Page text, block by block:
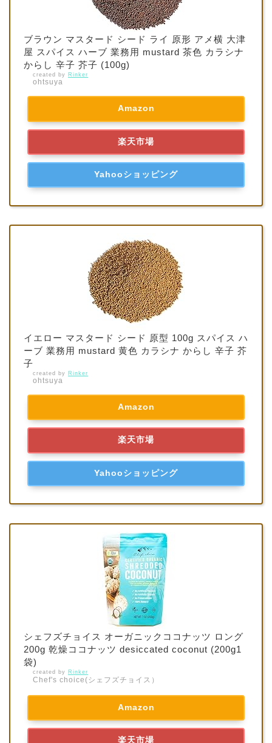
ブラウン マスタード シード ライ 原形 アメ横 大津
屋 スパイス ハーブ 業務用 mustard 茶色 カラシナ
からし 辛子 芥子 (100g)
created by Rinker
ohtsuya
Amazon
楽天市場
Yahooショッピング
イエロー マスタード シード 原型 100g スパイス ハ
ーブ 業務用 mustard 黄色 カラシナ からし 辛子 芥
子
created by Rinker
ohtsuya
Amazon
楽天市場
Yahooショッピング
シェフズチョイス オーガニックココナッツ ロング
200g 乾燥ココナッツ desiccated coconut (200g1
袋)
created by Rinker
Chef's choice(シェフズチョイス）
Amazon
楽天市場